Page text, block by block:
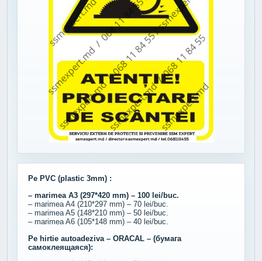
Pe PVC (plastic 3mm) :
– marimea A3 (297*420 mm) – 100 lei/buc.
– marimea A4 (210*297 mm) – 70 lei/buc.
– marimea A5 (148*210 mm) – 50 lei/buc.
– marimea A6 (105*148 mm) – 40 lei/buc.
Pe hirtie autoadeziva – ORACAL – (бумага
самоклеящаяся):